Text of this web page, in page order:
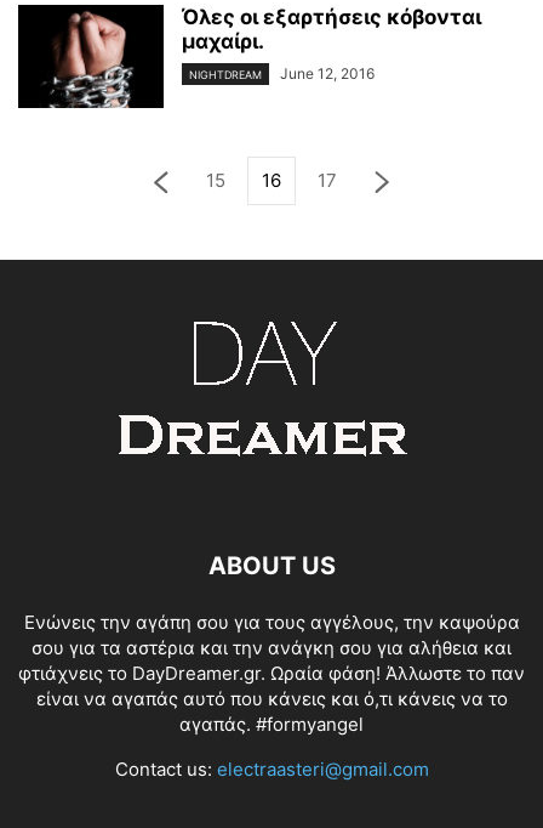
Όλες οι εξαρτήσεις κόβονται
μαχαίρι.
NIGHTDREAM June 12, 2016
15 16 17
ABOUT US
Ενώνεις την αγάπη σου για τους αγγέλους, την καψούρα
σου για τα αστέρια και την ανάγκη σου για αλήθεια και
φτιάχνεις το DayDreamer.gr. Ωραία φάση! Άλλωστε το παν
είναι να αγαπάς αυτό που κάνεις και ό,τι κάνεις να το
αγαπάς. #formyangel
Contact us: electraasteri@gmail.com